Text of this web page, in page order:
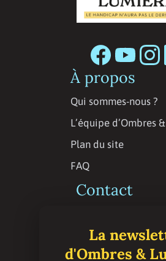
À propos
Qui sommes-nous ?
L’équipe d’Ombres
Plan du site
FAQ
Contact
Espace presse
La
d'Ombres &